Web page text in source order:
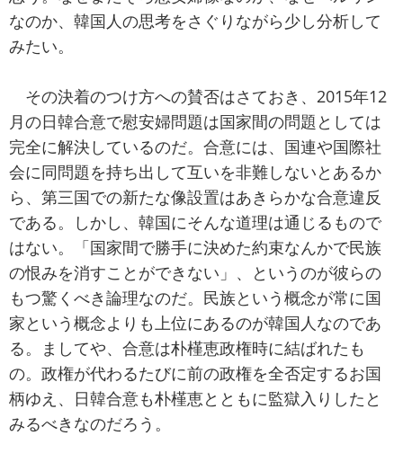
なのか、韓国人の思考をさぐりながら少し分析して
みたい。
その決着のつけ方への賛否はさておき、2015年12
月の日韓合意で慰安婦問題は国家間の問題としては
完全に解決しているのだ。合意には、国連や国際社
会に同問題を持ち出して互いを非難しないとあるか
ら、第三国での新たな像設置はあきらかな合意違反
である。しかし、韓国にそんな道理は通じるもので
はない。「国家間で勝手に決めた約束なんかで民族
の恨みを消すことができない」、というのが彼らの
もつ驚くべき論理なのだ。民族という概念が常に国
家という概念よりも上位にあるのが韓国人なのであ
る。ましてや、合意は朴槿恵政権時に結ばれたも
の。政権が代わるたびに前の政権を全否定するお国
柄ゆえ、日韓合意も朴槿恵とともに監獄入りしたと
みるべきなのだろう。